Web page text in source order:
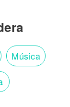
Música